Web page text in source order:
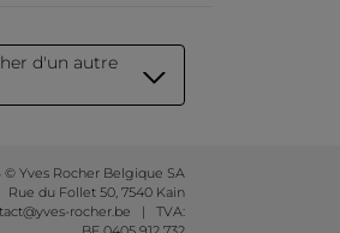
d'un autre
© Yves Rocher Belgique SA
Rue du Follet 50, 7540 Kain
rocher.be | TVA: